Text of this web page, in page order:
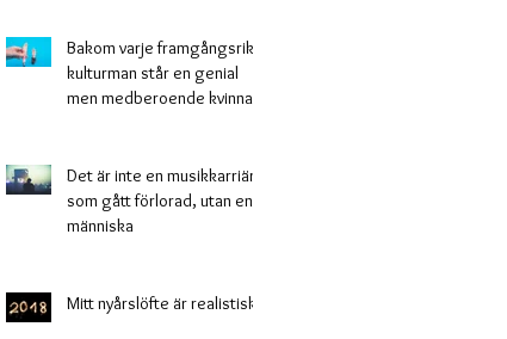
Bakom varje framgångsrik
kulturman står en genial
men medberoende kvinna
Det är inte en musikkarriär
som gått förlorad, utan en
människa
Mitt nyårslöfte är realistiskt